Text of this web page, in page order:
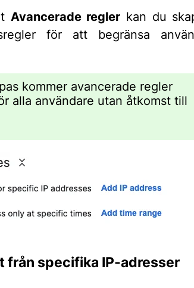
Avancerade regler kan du
för att begränsa
kommer avancerade regler
alla användare utan åtkomst till
från specifika IP-adresser